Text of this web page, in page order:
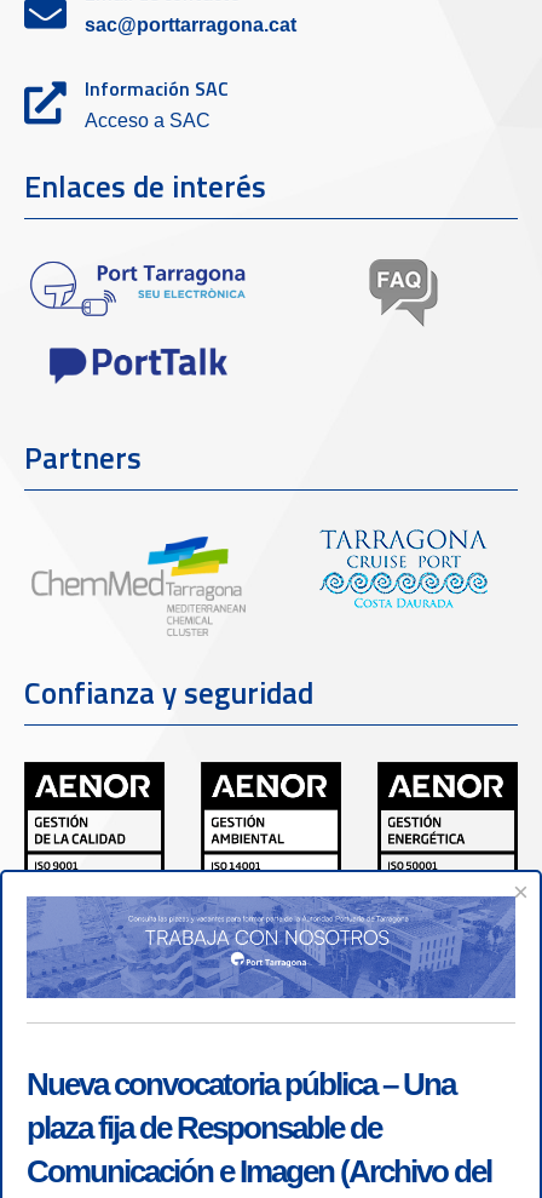
sac@porttarragona.cat
Información SAC
Acceso a SAC
Enlaces de interés
Partners
Confianza y seguridad
×
Nueva convocatoria pública – Una
plaza fija de Responsable de
Comunicación e Imagen (Archivo del